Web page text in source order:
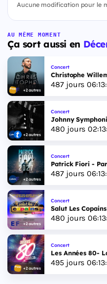
Aucune modification pour le
AU MÊME MOMENT
Ça sort aussi en
+2 autres
Concert
Christophe
487jours 06:13:
+2 autres
Concert
Johnny
480 jours 02:13:
+2 autres
Concert
Patrick Fiori -
487jours 06:13:
+2 autres
Concert
Salut Les
480 jours 06:13:
+2 autres
Concert
Les Années 80-
495 jours 06:13: